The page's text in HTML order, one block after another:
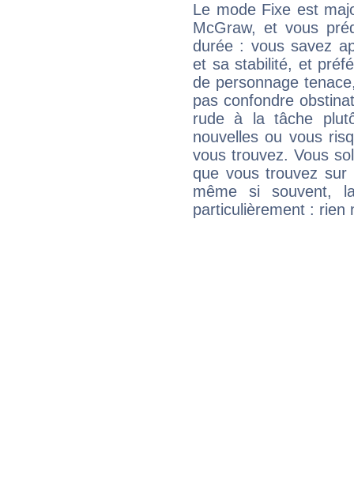
Le mode Fixe est
McGraw, et vous
durée : vous savez
et sa stabilité, et
de personnage
pas confondre
rude à la tâche
nouvelles ou vous
vous trouvez. Vous
que vous trouvez
même si souvent,
particulièrement : rien